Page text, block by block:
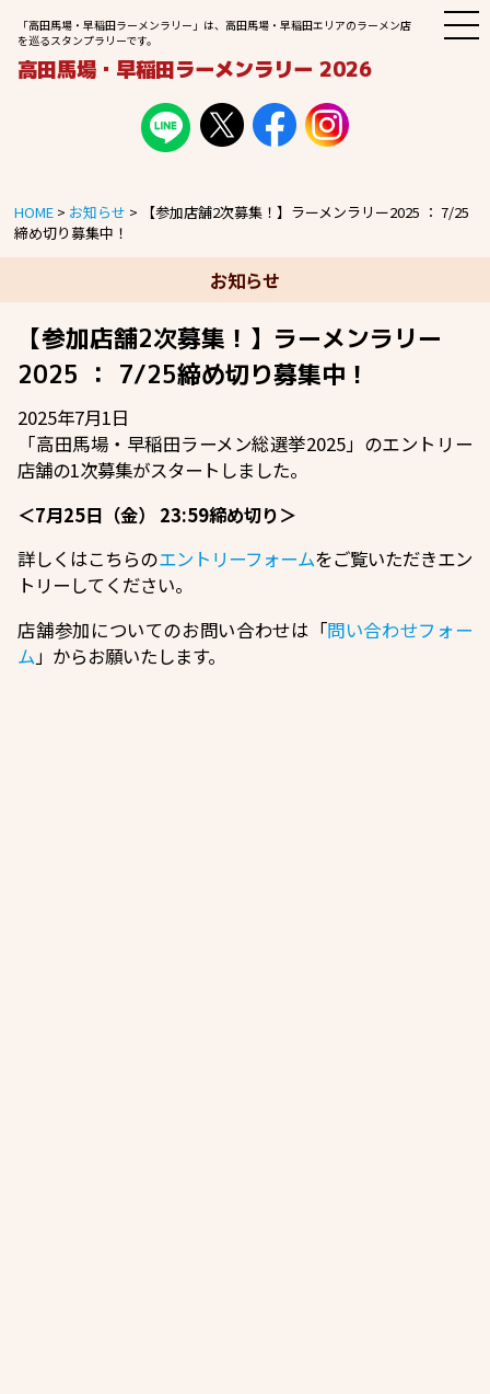
「高田馬場・早稲田ラーメンラリー」は、高田馬場・早稲田エリアのラーメン店
を巡るスタンプラリーです。
高田馬場・早稲田ラーメンラリー 2026
M
E
HOME > お知らせ >
【参加店舗2次募集！】ラーメンラリー2025 ： 7/25
締め切り募集中！
お知らせ
【参加店舗2次募集！】ラーメンラリー
2025 ： 7/25締め切り募集中！
2025年7月1日
「高田馬場・早稲田ラーメン総選挙2025」のエントリー
店舗の1次募集がスタートしました。
＜7月25日（金） 23:59締め切り＞
詳しくはこちらのエントリーフォームをご覧いただきエン
トリーしてください。
店舗参加についてのお問い合わせは「問い合わせフォー
ム 」からお願いたします。